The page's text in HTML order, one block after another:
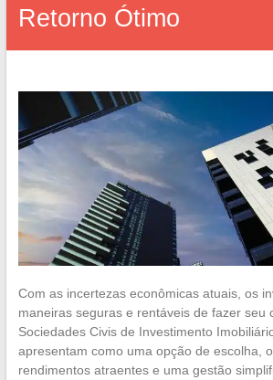
Retorno Ótimo
Com as incertezas econômicas atuais, os
maneiras seguras e rentáveis de fazer seu
Sociedades Civis de Investimento
apresentam como uma opção de escolha,
rendimentos atraentes e uma gestão